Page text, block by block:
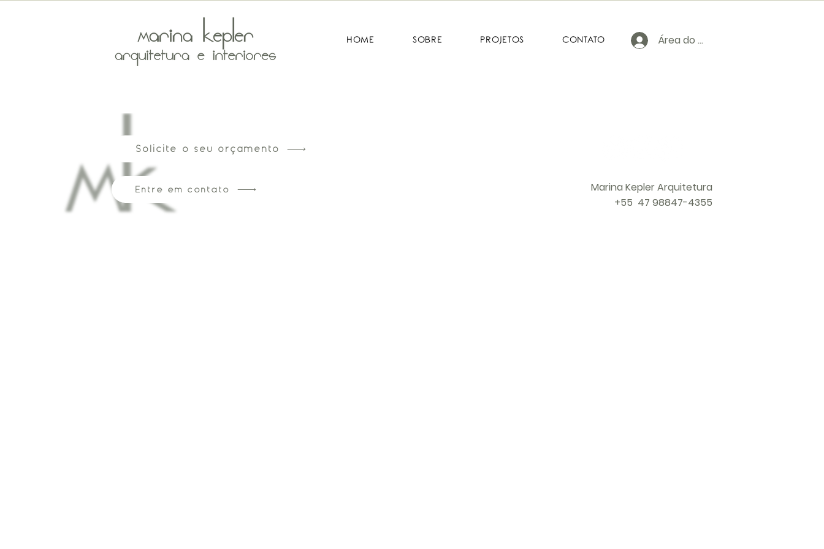
HOME SOBRE PROJETOS CONTATO Área do cliente
Solicite o seu orçamento
Entre em contato
Marina Kepler Arquitetura
+55 47 98847-4355